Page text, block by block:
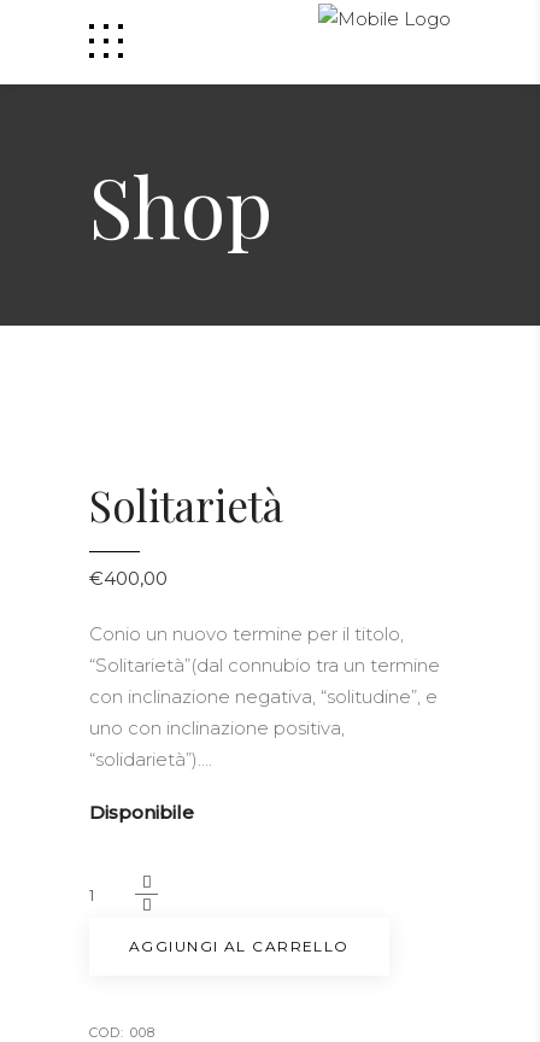
Shop
Solitarietà
€400,00
Conio un nuovo termine per il titolo,
“Solitarietà”(dal connubio tra un termine
con inclinazione negativa, “solitudine”, e
uno con inclinazione positiva,
“solidarietà”)….
Disponibile
Solitarietà
quantity
AGGIUNGI AL CARRELLO
COD: 008